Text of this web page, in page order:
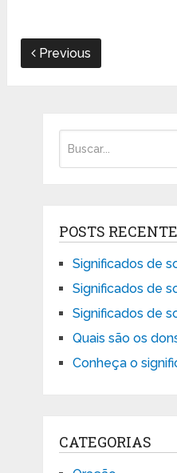
Previous
POSTS
Significados de
Significados de
Significados de
Quais são os
Conheça o
CATEGORIAS